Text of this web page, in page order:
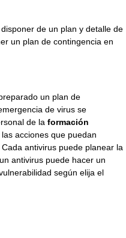
de un plan y detalle de
un plan de contingencia en
un plan de
de virus se
de la formación
acciones que puedan
antivirus puede planear la
antivirus puede hacer un
según elija el